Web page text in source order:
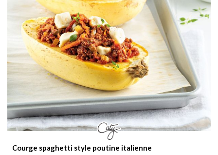
Courge spaghetti style poutine italienne